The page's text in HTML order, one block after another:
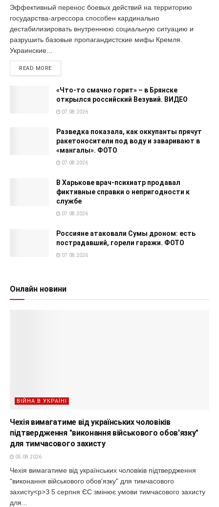
Эффективный перенос боевых действий на территорию
государства-агрессора способен кардинально
дестабилизировать внутреннюю социальную ситуацию и
разрушить базовые пропагандистские мифы Кремля.
Украинские...
READ MORE
«Что-то смачно горит» – в Брянске
открылся российский Везувий. ВИДЕО
07.08.2026
Разведка показала, как оккупанты прячут
ракетоносители под воду и заваривают в
«мангалы». ФОТО
07.08.2026
В Харькове врач-психиатр продавал
фиктивные справки о непригодности к
службе
07.08.2026
Россияне атаковали Сумы дроном: есть
пострадавший, горели гаражи. ФОТО
07.08.2026
Онлайн новини
ВІЙНА В УКРАЇНІ
Чехія вимагатиме від українських чоловіків
підтвердження "виконання військового обов'язку"
для тимчасового захисту
05.08.2026
Чехія вимагатиме від українських чоловіків підтвердження
"виконання військового обов'язку" для тимчасового
захисту<p>З 5 серпня ЄС змінює умови тимчасового захисту
для...